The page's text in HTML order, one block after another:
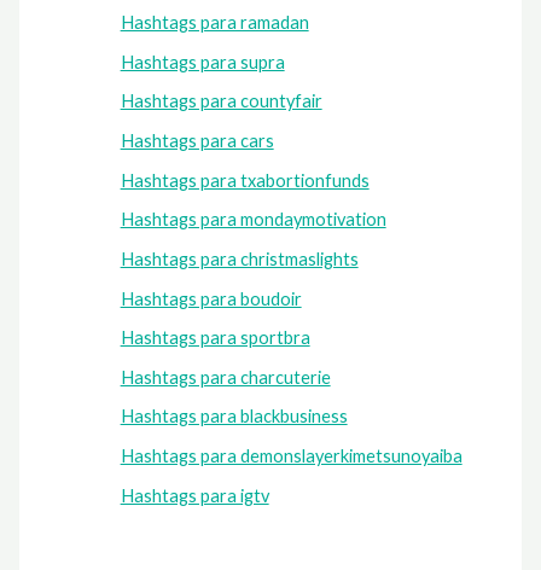
Hashtags para ramadan
Hashtags para supra
Hashtags para countyfair
Hashtags para cars
Hashtags para txabortionfunds
Hashtags para mondaymotivation
Hashtags para christmaslights
Hashtags para boudoir
Hashtags para sportbra
Hashtags para charcuterie
Hashtags para blackbusiness
Hashtags para demonslayerkimetsunoyaiba
Hashtags para igtv